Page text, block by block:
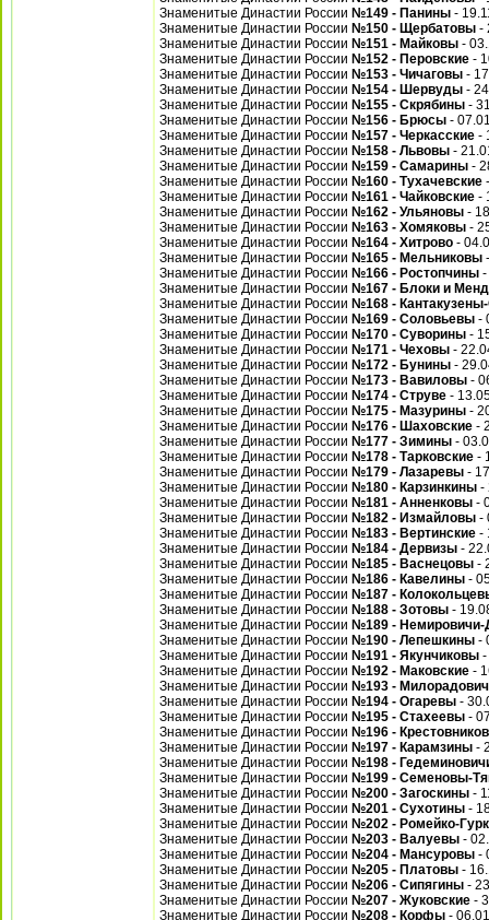
Знаменитые Династии России №149 - Панины -
Знаменитые Династии России №150 - Щербатовы -
Знаменитые Династии России №151 - Майковы -
Знаменитые Династии России №152 - Перовские -
Знаменитые Династии России №153 - Чичаговы -
Знаменитые Династии России №154 - Шервуды -
Знаменитые Династии России №155 - Скрябины -
Знаменитые Династии России №156 - Брюсы -
Знаменитые Династии России №157 - Черкасские -
Знаменитые Династии России №158 - Львовы -
Знаменитые Династии России №159 - Самарины -
Знаменитые Династии России №160 - Тухачевские
Знаменитые Династии России №161 - Чайковские -
Знаменитые Династии России №162 - Ульяновы -
Знаменитые Династии России №163 - Хомяковы -
Знаменитые Династии России №164 - Хитрово -
Знаменитые Династии России №165 - Мельниковы
Знаменитые Династии России №166 - Ростопчины -
Знаменитые Династии России №167 - Блоки и
Знаменитые Династии России №168 -
Знаменитые Династии России №169 - Соловьевы -
Знаменитые Династии России №170 - Суворины -
Знаменитые Династии России №171 - Чеховы -
Знаменитые Династии России №172 - Бунины -
Знаменитые Династии России №173 - Вавиловы -
Знаменитые Династии России №174 - Струве -
Знаменитые Династии России №175 - Мазурины -
Знаменитые Династии России №176 - Шаховские -
Знаменитые Династии России №177 - Зимины -
Знаменитые Династии России №178 - Тарковские -
Знаменитые Династии России №179 - Лазаревы -
Знаменитые Династии России №180 - Карзинкины -
Знаменитые Династии России №181 - Анненковы -
Знаменитые Династии России №182 - Измайловы -
Знаменитые Династии России №183 - Вертинские -
Знаменитые Династии России №184 - Дервизы -
Знаменитые Династии России №185 - Васнецовы -
Знаменитые Династии России №186 - Кавелины -
Знаменитые Династии России №187 -
Знаменитые Династии России №188 - Зотовы -
Знаменитые Династии России №189 - Немировичи-
Знаменитые Династии России №190 - Лепешкины -
Знаменитые Династии России №191 - Якунчиковы -
Знаменитые Династии России №192 - Маковские -
Знаменитые Династии России №193 -
Знаменитые Династии России №194 - Огаревы -
Знаменитые Династии России №195 - Стахеевы -
Знаменитые Династии России №196 -
Знаменитые Династии России №197 - Карамзины -
Знаменитые Династии России №198 -
Знаменитые Династии России №199 - Семеновы-
Знаменитые Династии России №200 - Загоскины -
Знаменитые Династии России №201 - Сухотины -
Знаменитые Династии России №202 - Ромейко-
Знаменитые Династии России №203 - Валуевы -
Знаменитые Династии России №204 - Мансуровы -
Знаменитые Династии России №205 - Платовы -
Знаменитые Династии России №206 - Сипягины -
Знаменитые Династии России №207 - Жуковские -
Знаменитые Династии России №208 - Корфы -